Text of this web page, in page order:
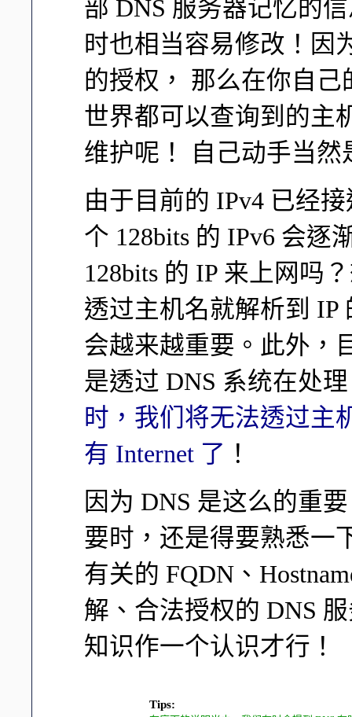
部 DNS 服务器记忆的
时也相当容易修改！因
的授权， 那么在你自
世界都可以查询到的主
维护呢！ 自己动手当然
由于目前的 IPv4 已经
个 128bits 的 IPv6 会逐
128bits 的 IP 来上网吗
透过主机名就解析到 IP
会越来越重要。此外，
是透过 DNS 系统在处
时，我们将无法透过主
有 Internet 了 ！
因为 DNS 是这么的重
要时，还是得要熟悉一
有关的 FQDN、
解、合法授权的 DNS
知识作一个认识才行！
Tips: